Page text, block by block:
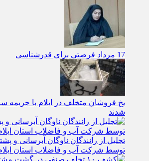
17 مرداد فرصتی برای قدرشناسی
یخ‌ فروشان متخلف در ایلام با جریمه
شدند
توسط شرکت آب و فاضلاب استان